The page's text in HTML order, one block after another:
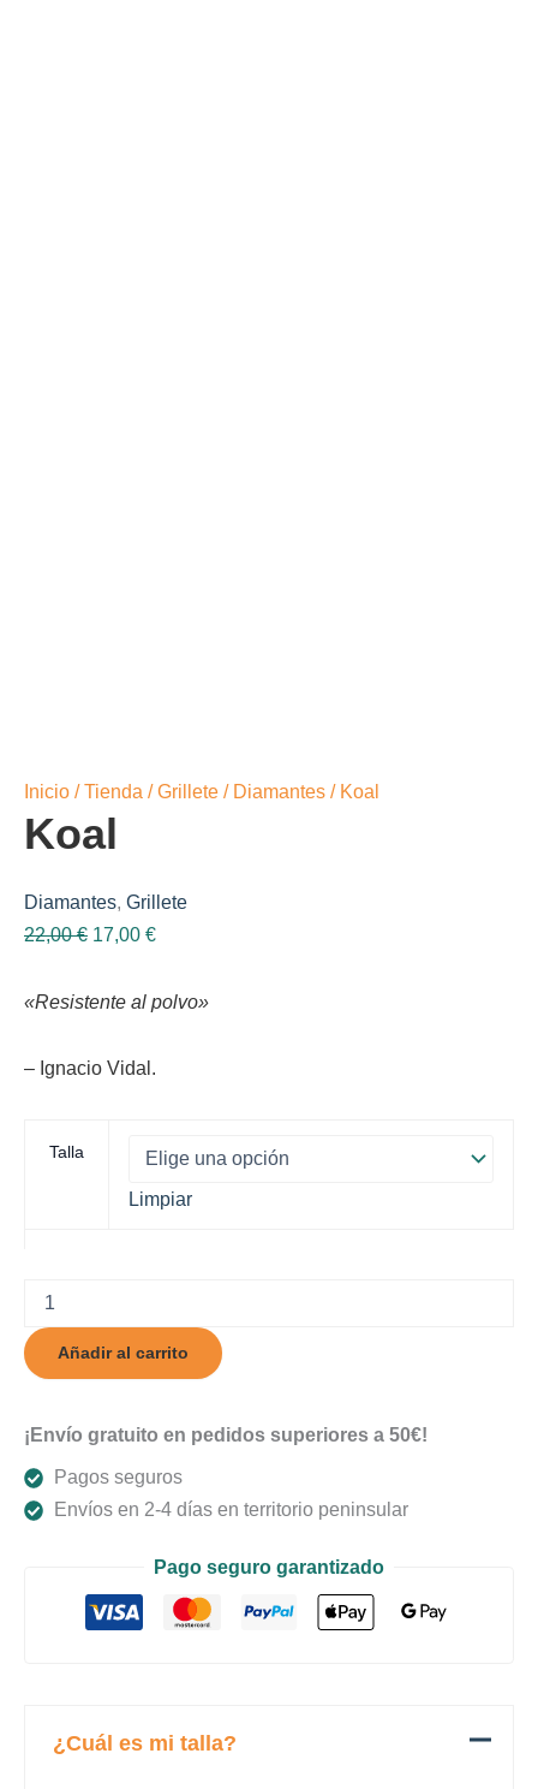
Inicio /Tienda /Grillete / Diamantes / Koal
Koal
Diamantes, Grillete
22,00€ El
original
22,00 €.
17,00 €El
actual
«Resistente al polvo»
– Ignacio Vidal.
Talla
Limpiar
cantidad
Añadir al carrito
¡Envío gratuito en pedidos superiores a 50€!
Pagos seguros
Envíos en 2-4 días en territorio peninsular
Pago seguro garantizado
¿Cuál es mi talla?